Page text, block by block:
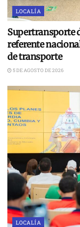
LOCALÍA
Supertransporte
referente
de transporte
5 DE AGOSTO DE 2026
LOCALÍA